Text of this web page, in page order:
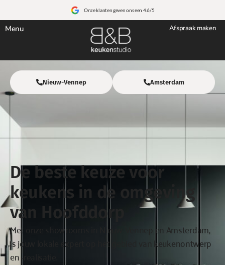
Onze klanten geven ons een 4.6/5
Menu Afspraak maken
Nieuw-Vennep Amsterdam
De beste keuze voor
keukens in de omgeving
van Hoofddorp
Met onze showrooms in Nieuw-Vennep en Amsterdam,
is jouw lokale expert op het gebied van keukenontwerp
en -realisatie.